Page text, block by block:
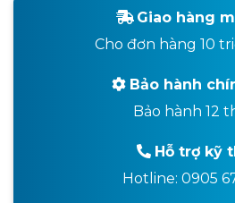
Giao hàng
Cho đơn hàng 10
Bảo hành
Bảo hành 12
Hỗ trợ kỹ
Hotline: 0905